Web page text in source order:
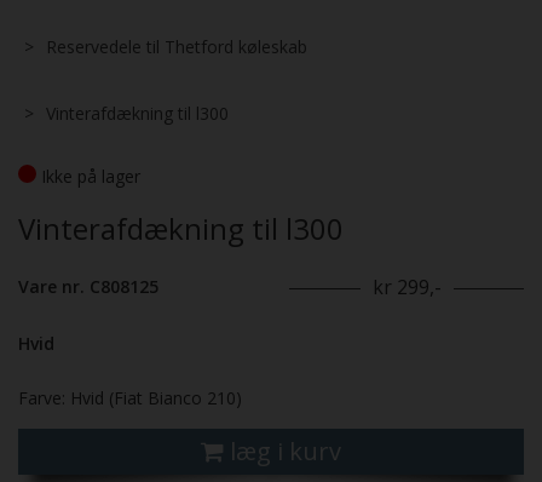
Reservedele til Thetford køleskab
Vinterafdækning til l300
Ikke på lager
Vinterafdækning til l300
Vare nr. C808125 kr 299,-
Hvid
Farve: Hvid (Fiat Bianco 210)
læg i kurv